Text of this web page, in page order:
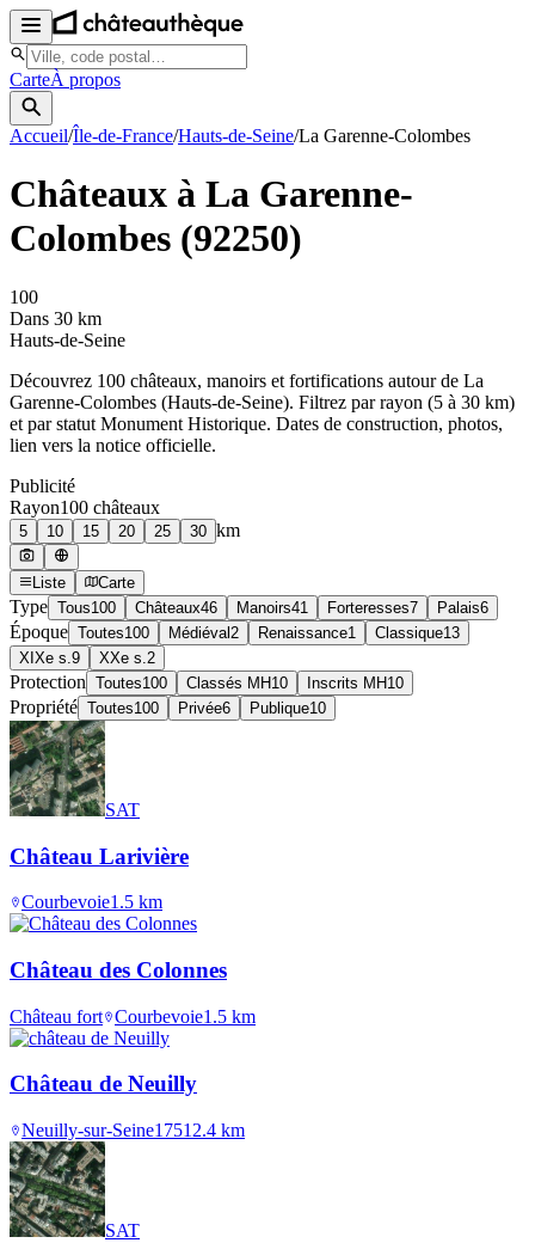
CarteÀ propos
Accueil/Île-de-France/Hauts-de-Seine/La Garenne-Colombes
Châteaux à La Garenne-
Colombes (92250)
100
Dans 30 km
Hauts-de-Seine
Découvrez 100 châteaux, manoirs et fortifications autour de La
Garenne-Colombes (Hauts-de-Seine). Filtrez par rayon (5 à 30 km)
et par statut Monument Historique. Dates de construction, photos,
lien vers la notice officielle.
Publicité
Rayon100 châteaux
5 10 15 20 25 30 km
Liste Carte
Type Tous100 Châteaux46 Manoirs41 Forteresses7 Palais6
Époque Toutes100 Médiéval 2 Renaissance1 Classique13
XIXe s. 9 XXe s. 2
Protection Toutes100 Classés MH10 Inscrits MH10
Propriété Toutes100 Privée6 Publique10
SAT
Château Larivière
Courbevoie1.5 km
Château des Colonnes
Château fort Courbevoie1.5 km
Château de Neuilly
Neuilly-sur-Seine1751 2.4 km
SAT